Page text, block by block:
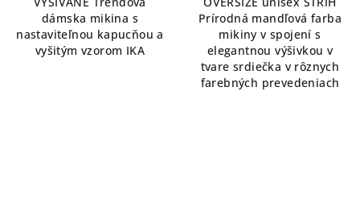
dámska mikina s
nastaviteľnou kapucňou a
vyšitým vzorom IKA
Prírodná mandľová farba
mikiny v spojení s
elegantnou výšivkou v
tvare srdiečka v rôznych
farebných prevedeniach